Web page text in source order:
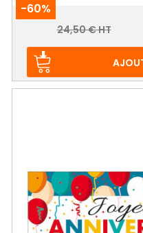
-60%
Prix
Prix
24,50 € HT